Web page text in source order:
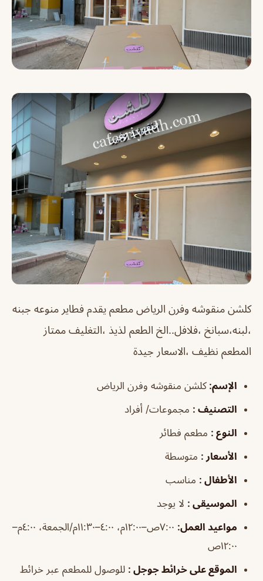
كلشن منقوشه وفرن الرياض مطعم يقدم فطاير منوعه جبنه
،لبنه،سبانخ ،فلافل..الخ الطعم لذيذ ،التغليف ممتاز
المطعم نظيف ،الاسعار جيدة
الإسم: كلشن منقوشه وفرن الرياض
التصنيف : مجموعات/ أفراد
النوع : مطعم فطائر
الأسعار : متوسطة
الأطفال : مناسب
الموسيقى : لا يوجد
مواعيد العمل:
٧:٠٠ص–١٢:٠٠م، ٤:٠٠–١١:٣٠م/الجمعة، ٤:٠٠م–
١٢:٠٠ص
الموقع على خرائط جوجل : للوصول للمطعم عبر خرائط